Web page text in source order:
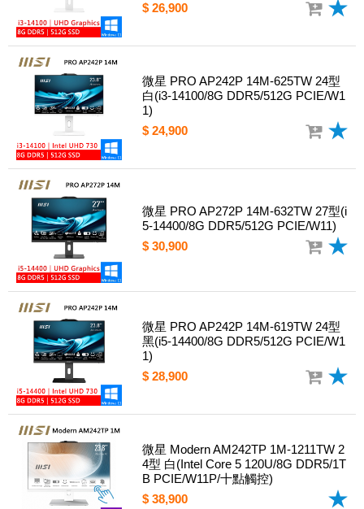
$ 26,900
微星 PRO AP242P 14M-625TW 24型
白(i3-14100/8G DDR5/512G PCIE/W1
1)
$ 24,900
微星 PRO AP272P 14M-632TW 27型(i
5-14400/8G DDR5/512G PCIE/W11)
$ 30,900
微星 PRO AP242P 14M-619TW 24型
黑(i5-14400/8G DDR5/512G PCIE/W1
1)
$ 28,900
微星 Modern AM242TP 1M-1211TW 2
4型 白(Intel Core 5 120U/8G DDR5/1T
B PCIE/W11P/十點觸控)
$ 38,900